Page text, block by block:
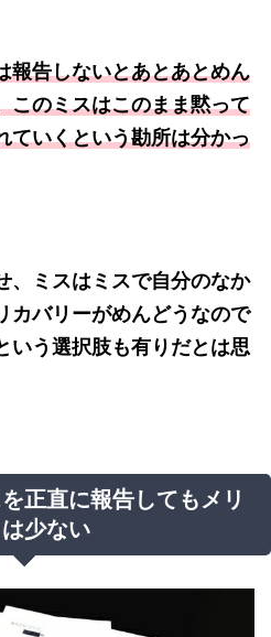
報告しないとあとあとめん
このミスはこのまま黙って
ていくという勘所は分かっ
、ミスはミスで自分のなか
カバリーがめんどうなので
いう選択肢も有りだとは思
正直に報告してもメリ
少ない